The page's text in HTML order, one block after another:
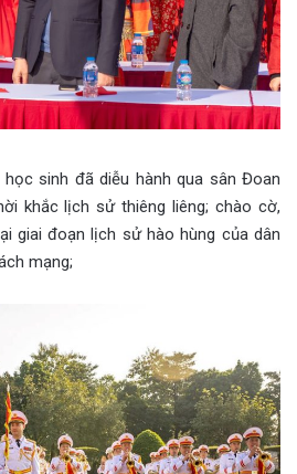
sinh đã diễu hành qua sân Đoan
khắc lịch sử thiêng liêng; chào cờ,
giai đoạn lịch sử hào hùng của dân
mạng;